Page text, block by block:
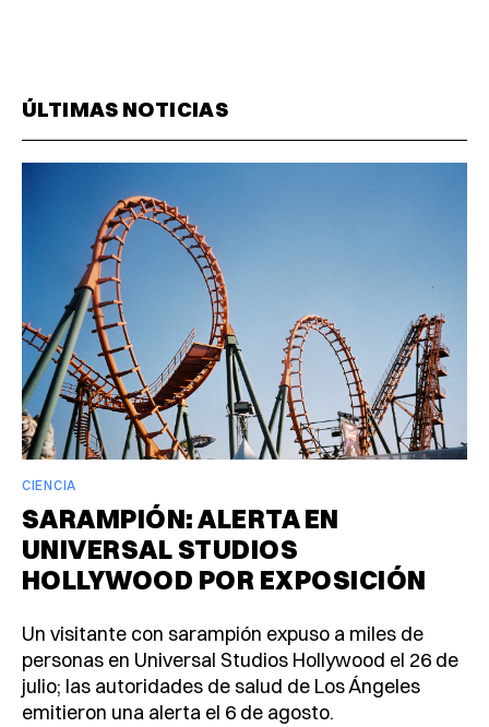
ÚLTIMAS NOTICIAS
CIENCIA
SARAMPIÓN: ALERTA EN
UNIVERSAL STUDIOS
HOLLYWOOD POR EXPOSICIÓN
Un visitante con sarampión expuso a miles de
personas en Universal Studios Hollywood el 26 de
julio; las autoridades de salud de Los Ángeles
emitieron una alerta el 6 de agosto.